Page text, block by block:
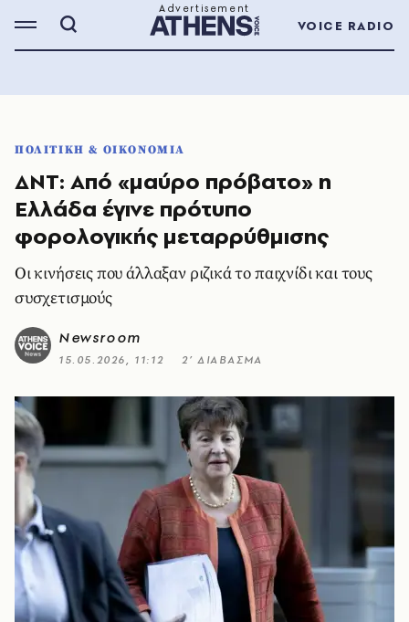
VOICE RADIO
ΠΟΛΙΤΙΚΗ & ΟΙΚΟΝΟΜΙΑ
ΔΝΤ: Από «μαύρο πρόβατο» η
Ελλάδα έγινε πρότυπο
φορολογικής μεταρρύθμισης
Οι κινήσεις που άλλαξαν ριζικά το παιχνίδι και τους
συσχετισμούς
Newsroom
15.05.2026, 11:12 2’ ΔΙΑΒΑΣΜΑ